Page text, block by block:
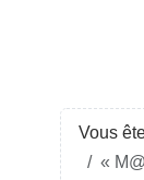
Vous
«